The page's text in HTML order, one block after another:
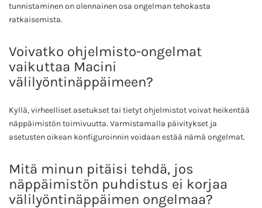
tunnistaminen on olennainen osa ongelman tehokasta
ratkaisemista.
Voivatko ohjelmisto-ongelmat
vaikuttaa Macini
välilyöntinäppäimeen?
Kyllä, virheelliset asetukset tai tietyt ohjelmistot voivat heikentää
näppäimistön toimivuutta. Varmistamalla päivitykset ja
asetusten oikean konfiguroinnin voidaan estää nämä ongelmat.
Mitä minun pitäisi tehdä, jos
näppäimistön puhdistus ei korjaa
välilyöntinäppäimen ongelmaa?